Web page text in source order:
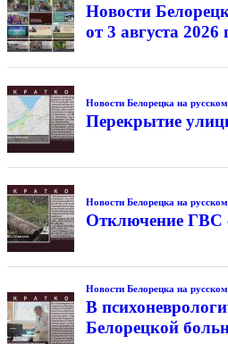
Новости
от 3 августа
Новости Белорецка на
Перекрытие
Новости Белорецка на
Отключение ГВС
Новости Белорецка на
В
Белорецкой